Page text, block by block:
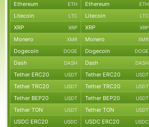
Ethereum ETH Ethereum ETH
Litecoin LTC Litecoin LTC
XRP XRP XRP XRP
Monero XMR Monero XMR
Dogecoin DOGE Dogecoin DOGE
Dash DASH Dash DASH
Tether ERC20 USDT Tether ERC20 USDT
Tether TRC20 USDT Tether TRC20 USDT
Tether BEP20 USDT Tether BEP20 USDT
Tether TON USDT Tether TON USDT
USDC ERC20 USDC USDC ERC20 USDC